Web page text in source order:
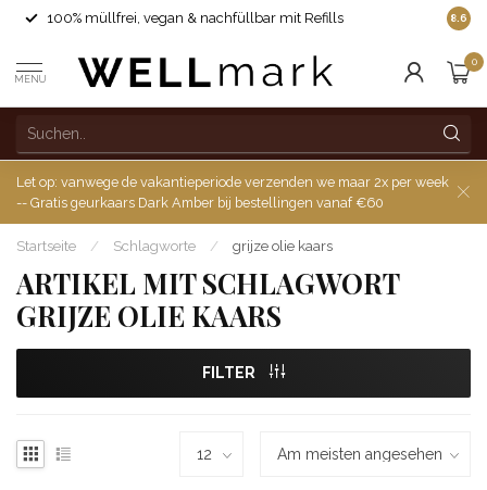
100% müllfrei, vegan & nachfüllbar mit Refills 8.6
MENU
0
Let op: vanwege de vakantieperiode verzenden we maar 2x per week
-- Gratis geurkaars Dark Amber bij bestellingen vanaf €60
Startseite / Schlagworte / grijze olie kaars
ARTIKEL MIT SCHLAGWORT
GRIJZE OLIE KAARS
FILTER